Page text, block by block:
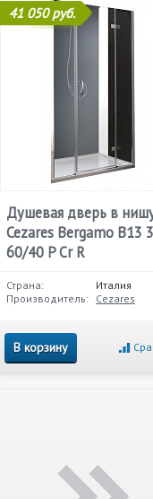
41 050 руб.
Душевая дверь в
Cezares Bergamo B13
60/40 P Cr R
Страна:
Италия
Производитель: Cezares
В корзину